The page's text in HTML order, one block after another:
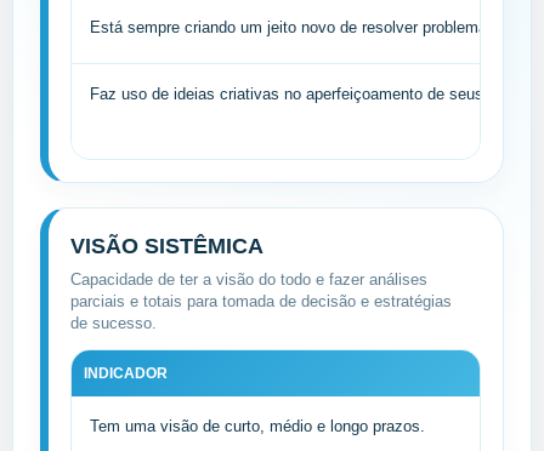
Está sempre criando um jeito novo de resolver problemas
Faz uso de ideias criativas no aperfeiçoamento de seus
VISÃO SISTÊMICA
Capacidade de ter a visão do todo e fazer análises
parciais e totais para tomada de decisão e estratégias
de sucesso.
INDICADOR
Tem uma visão de curto, médio e longo prazos.